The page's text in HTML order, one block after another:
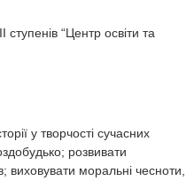
“Центр освіти та
у творчості сучасних
розвивати
виховувати моральні чесноти,